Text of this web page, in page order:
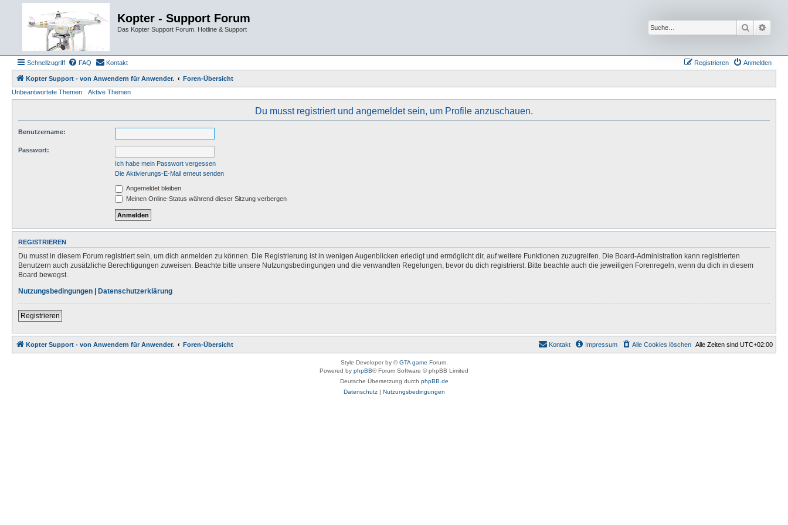
Kopter - Support Forum
Das Kopter Support Forum. Hotline & Support Suche
Schnellzugriff FAQ Kontakt Anmelden
Registrieren
Kopter Support - von Anwendern für Anwender.
Foren-Übersicht
Unbeantwortete Themen
Aktive Themen
Du musst registriert und angemeldet sein, um Profile anzuschauen.
Benutzername:
Passwort:
Ich habe mein Passwort vergessen
Die Aktivierungs-E-Mail erneut senden
Angemeldet bleiben
Meinen Online-Status während dieser Sitzung verbergen
REGISTRIEREN
Du musst in diesem Forum registriert sein, um dich anmelden zu können. Die Registrierung ist in wenigen Augenblicken erledigt und ermöglicht dir, auf weitere Funktionen zuzugreifen. Die Board-Administration kann registrierten
Benutzern auch zusätzliche Berechtigungen zuweisen. Beachte bitte unsere Nutzungsbedingungen und die verwandten Regelungen, bevor du dich registrierst. Bitte beachte auch die jeweiligen Forenregeln, wenn du dich in diesem
Board bewegst.
Nutzungsbedingungen | Datenschutzerklärung
Registrieren
Kopter Support - von Anwendern für Anwender. Foren-Übersicht Alle Zeiten sind UTC+02:00
Alle Cookies löschen
Impressum
Kontakt
Style Developer by ©GTA game Forum.
Powered by phpBB® Forum Software © phpBB Limited
Deutsche Übersetzung durch phpBB.de
Datenschutz| Nutzungsbedingungen